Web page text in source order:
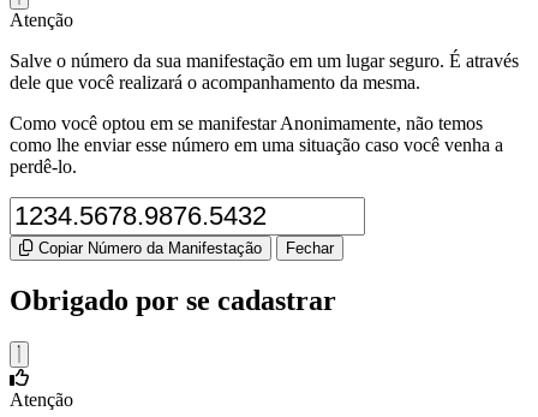
Atenção
Salve o número da sua manifestação em um lugar seguro. É através
dele que você realizará o acompanhamento da mesma.
Como você optou em se manifestar Anonimamente, não temos
como lhe enviar esse número em uma situação caso você venha a
perdê-lo.
Copiar Número da Manifestação Fechar
Obrigado por se cadastrar
Atenção